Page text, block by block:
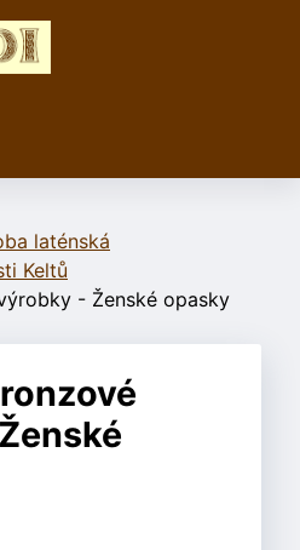
laténská
Keltů
- Ženské opasky